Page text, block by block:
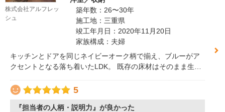
株式会社アルフレッ
シュ
築年数：26〜30年
施工地：三重県
竣工年月日：2020年11月20日
家族構成：夫婦
キッチンとドアを同じネイビーオーク柄で揃え、ブルーがア
クセントとなる落ち着いたLDK。 既存の床材はそのまま生か
5
『担当者の人柄・説明力』が良かった